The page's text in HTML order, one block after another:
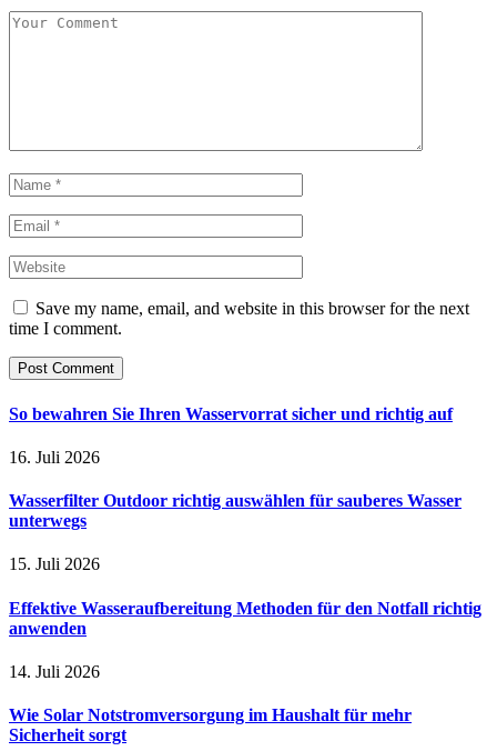
Save my name, email, and website in this browser for the next
time I comment.
So bewahren Sie Ihren Wasservorrat sicher und richtig auf
16. Juli 2026
Wasserfilter Outdoor richtig auswählen für sauberes Wasser
unterwegs
15. Juli 2026
Effektive Wasseraufbereitung Methoden für den Notfall richtig
anwenden
14. Juli 2026
Wie Solar Notstromversorgung im Haushalt für mehr
Sicherheit sorgt